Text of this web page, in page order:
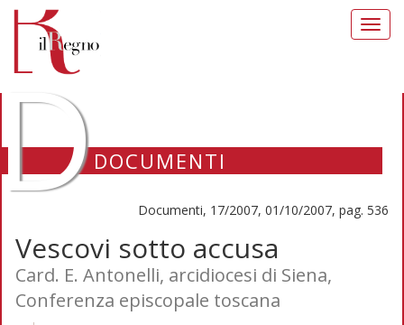
DOCUMENTI
Documenti, 17/2007, 01/10/2007, pag. 536
Vescovi sotto accusa
Card. E. Antonelli, arcidiocesi di Siena,
Conferenza episcopale toscana